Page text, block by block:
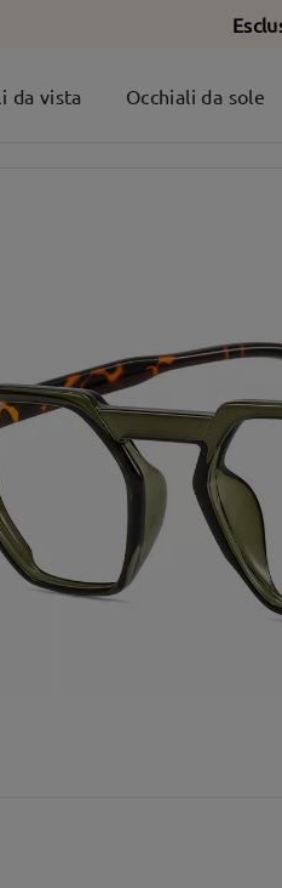
da vista Occhiali da sole